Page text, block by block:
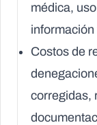
médica,
información
Costos de
corregidas,